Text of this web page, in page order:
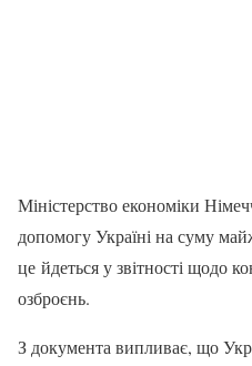
Міністерство економіки
допомогу Україні на суму
це йдеться у звітності щодо
озброєнь.
З документа випливає, що